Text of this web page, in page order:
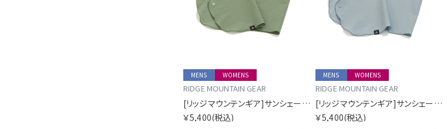
MENS WOMENS
RIDGE MOUNTAIN GEAR
[リッジマウンテンギア]サンシェード 2026
￥5,400(税込)
MENS WOMENS
RIDGE MOUNTAIN GEAR
[リッジマウンテンギア]サンシェード 2026
￥5,400(税込)